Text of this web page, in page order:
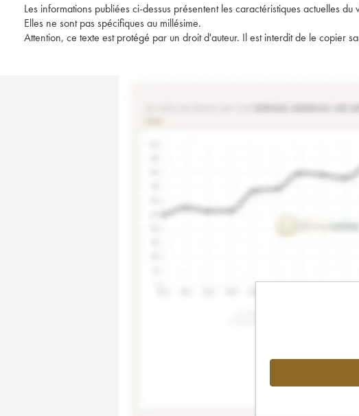
Les informations publiées ci-dessus présentent les caractéristiques actuelles du
Elles ne sont pas spécifiques au millésime.
Attention, ce texte est protégé par un droit d'auteur. Il est interdit de le copier